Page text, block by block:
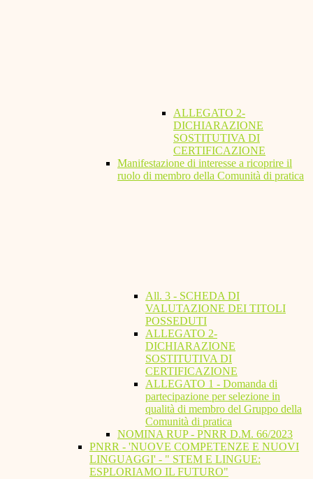
ALLEGATO 2-
DICHIARAZIONE
SOSTITUTIVA DI
CERTIFICAZIONE
Manifestazione di interesse a ricoprire il
ruolo di membro della Comunità di pratica
All. 3 - SCHEDA DI
VALUTAZIONE DEI TITOLI
POSSEDUTI
ALLEGATO 2-
DICHIARAZIONE
SOSTITUTIVA DI
CERTIFICAZIONE
ALLEGATO 1 - Domanda di
partecipazione per selezione in
qualità di membro del Gruppo della
Comunità di pratica
NOMINA RUP - PNRR D.M. 66/2023
PNRR - 'NUOVE COMPETENZE E NUOVI
LINGUAGGI' - " STEM E LINGUE:
ESPLORIAMO IL FUTURO"